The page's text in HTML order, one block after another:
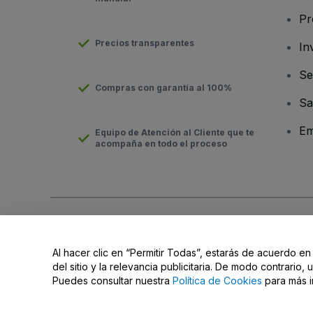
Precios transparentes
Compras con garantía al 100%
Equipo de Atención al Cliente que te
acompaña en todo el proceso
No compartir mi información personal/Tus opciones de
Al hacer clic en “Permitir Todas”, estarás de acuerdo
del sitio y la relevancia publicitaria. De modo contrario,
Puedes consultar nuestra Política de Cookies para más